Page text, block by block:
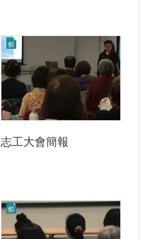
志工大會簡報